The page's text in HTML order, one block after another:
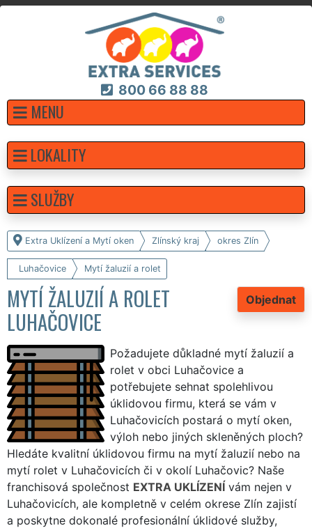
800 66 88 88
MENU
Extra Uklízení a Mytí oken Zlínský kraj okres Zlín
Luhačovice Mytí žaluzií a rolet
Objednat
MYTÍ ŽALUZIÍ A ROLET
LUHAČOVICE
Požadujete důkladné mytí žaluzií a
rolet v obci Luhačovice a
potřebujete sehnat spolehlivou
úklidovou firmu, která se vám v
Luhačovicích postará o mytí oken,
výloh nebo jiných skleněných ploch?
Hledáte kvalitní úklidovou firmu na mytí žaluzií nebo na
mytí rolet v Luhačovicích či v okolí Luhačovic? Naše
franchisová společnost EXTRA UKLÍZENÍ vám nejen v
Luhačovicích, ale kompletně v celém okrese Zlín zajistí
a poskytne dokonalé profesionální úklidové služby,
LOKALITY
SLUŽBY